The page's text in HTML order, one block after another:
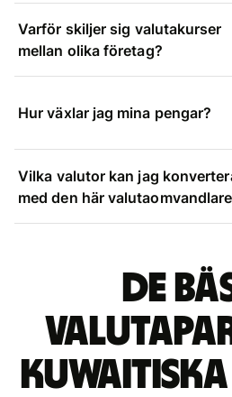
Varför skiljer sig valutakurser
mellan olika företag?
Hur växlar jag mina pengar?
Vilka valutor kan jag
med den här
De